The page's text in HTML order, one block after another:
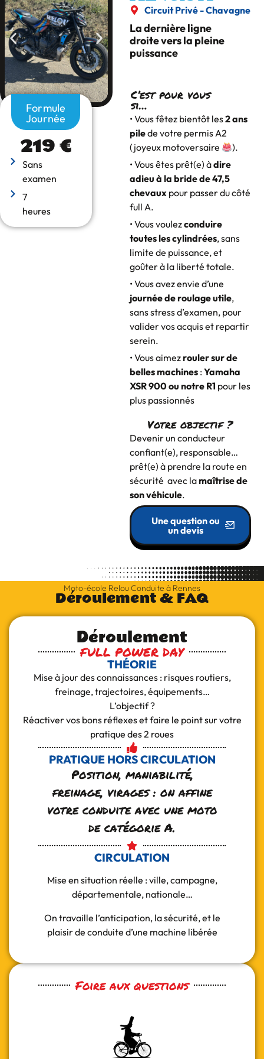
Formule
Journée
219 €
Sans
examen
7
heures
Circuit Privé - Chavagne
La dernière ligne
droite vers la pleine
puissance
C’est pour vous
si…
• Vous fêtez bientôt les2 ans
pilede votre permis A2
(joyeux motoversaire
).
• Vous êtes prêt(e) àdire
adieu à la bride de 47,5
chevaux pour passer du côté
full A.
• Vous voulezconduire
toutes les cylindrées, sans
limite de puissance, et
goûter à la liberté totale.
• Vous avez envie d’une
journée de roulage utile,
sans stress d’examen, pour
valider vos acquis et repartir
serein.
• Vous aimezrouler sur de
belles machines :Yamaha
XSR 900 ou notre R1 pour les
plus passionnés
Votre objectif ?
Devenir un conducteur
confiant(e), responsable…
prêt(e) à prendre la route en
sécurité avec lamaîtrise de
son véhicule.
Une question ou
un devis
Moto-école Relou Conduite à Rennes
Déroulement & FAQ
Foire aux questions
Déroulement
FULL POWER DAY
THÉORIE
Mise à jour des connaissances : risques routiers,
freinage, trajectoires, équipements…
L’objectif ?
Réactiver vos bons réflexes et faire le point sur votre
pratique des 2 roues
PRATIQUE HORS CIRCULATION
Position, maniabilité,
freinage, virages : on affine
votre conduite avec une moto
de catégorie A.
CIRCULATION
Mise en situation réelle : ville, campagne,
départementale, nationale…
On travaille l’anticipation, la sécurité, et le
plaisir de conduite d’une machine libérée